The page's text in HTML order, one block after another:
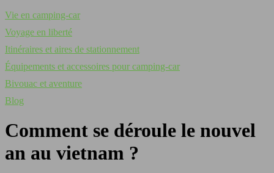
Vie en camping-car
Voyage en liberté
Itinéraires et aires de stationnement
Équipements et accessoires pour camping-car
Bivouac et aventure
Blog
Comment se déroule le nouvel
an au vietnam ?